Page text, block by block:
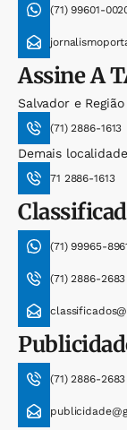
(71) 99601-
AssineA
Salvador e
(71) 2886-1613
Demais
71 2886-1613
(71) 99965-
(71) 2886-
(71) 2886-